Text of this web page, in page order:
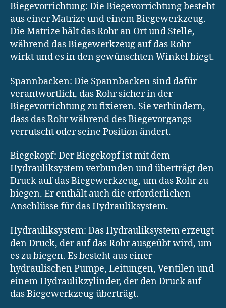
Biegevorrichtung: Die Biegevorrichtung besteht
aus einer Matrize und einem Biegewerkzeug.
Die Matrize hält das Rohr an Ort und Stelle,
während das Biegewerkzeug auf das Rohr
wirkt und es in den gewünschten Winkel biegt.
Spannbacken: Die Spannbacken sind dafür
verantwortlich, das Rohr sicher in der
Biegevorrichtung zu fixieren. Sie verhindern,
dass das Rohr während des Biegevorgangs
verrutscht oder seine Position ändert.
Biegekopf: Der Biegekopf ist mit dem
Hydrauliksystem verbunden und überträgt den
Druck auf das Biegewerkzeug, um das Rohr zu
biegen. Er enthält auch die erforderlichen
Anschlüsse für das Hydrauliksystem.
Hydrauliksystem: Das Hydrauliksystem erzeugt
den Druck, der auf das Rohr ausgeübt wird, um
es zu biegen. Es besteht aus einer
hydraulischen Pumpe, Leitungen, Ventilen und
einem Hydraulikzylinder, der den Druck auf
das Biegewerkzeug überträgt.